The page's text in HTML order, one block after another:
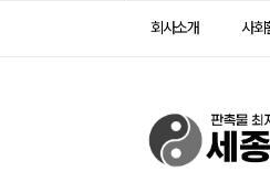
회사소개 사회